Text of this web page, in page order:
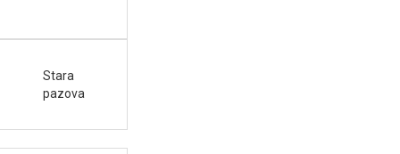
Stara
pazova